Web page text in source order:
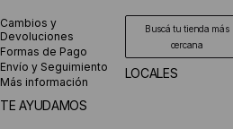
CAMPERAS DE
CUERO
Cambios y
Devoluciones
Formas de Pago
Envío y Seguimiento
Más información
TE AYUDAMOS
Buscá tu tienda más
cercana
LOCALES